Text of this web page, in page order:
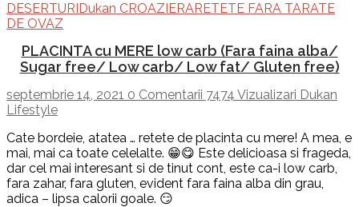
DESERTURIDukan CROAZIERARETETE FARA TARATE
DE OVAZ
PLACINTA cu MERE low carb (Fara faina alba/
Sugar free/ Low carb/ Low fat/ Gluten free)
septembrie 14, 2021 0 Comentarii 7474 Vizualizari Dukan
Lifestyle
Cate bordeie, atatea … retete de placinta cu mere! A mea, e
mai, mai ca toate celelalte. 😁😋 Este delicioasa si frageda,
dar cel mai interesant si de tinut cont, este ca-i low carb,
fara zahar, fara gluten, evident fara faina alba din grau,
adica – lipsa calorii goale. 😏